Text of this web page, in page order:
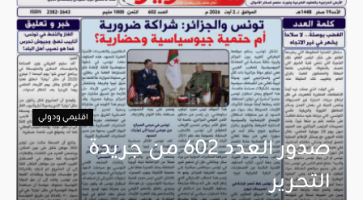
اقليمي ودولي
صدور العدد 602 من جريدة
التحرير